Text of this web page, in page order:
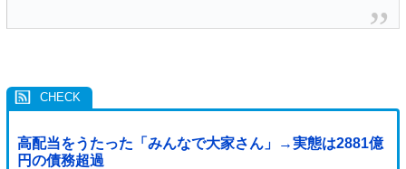
高配当をうたった「みんなで大家さん」→実態は2881億
円の債務超過